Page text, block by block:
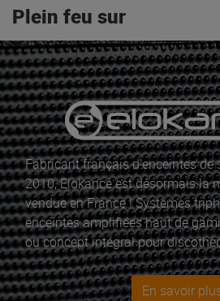
Plein feu sur
Fabricant français d’enceintes
2010, Elokance est désormais la
vendue en France ! Systèmes
enceintes amplifiées haut de
ou concept intégral pour
à toutes les demandes de clients
Qualité… Elokance, c’est le «
En savoir